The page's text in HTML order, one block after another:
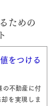
ための
をつける
の不動産に付
を実現しま